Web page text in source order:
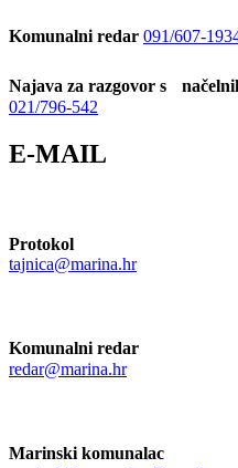
Komunalni redar 091/607-
Najava za razgovor s
021/796-542
E-MAIL
Protokol
tajnica@marina.hr
Komunalni redar
redar@marina.hr
Marinski komunalac